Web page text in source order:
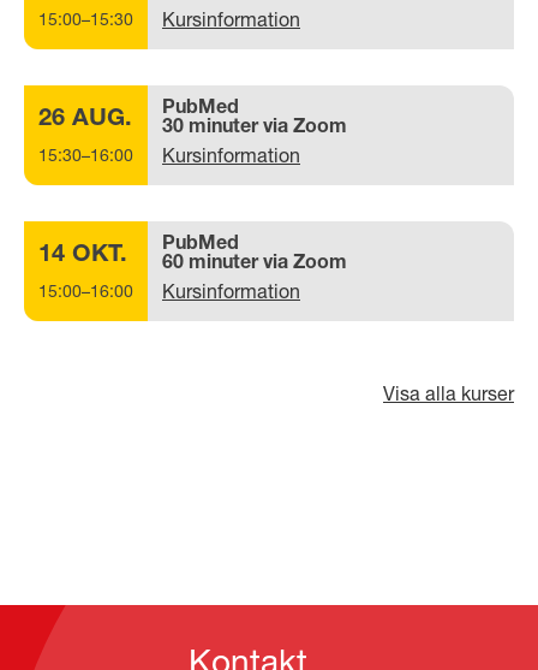
15:00–15:30 Kursinformation
26 AUG.
15:30–16:00
PubMed
30 minuter via Zoom
Kursinformation
14 OKT.
15:00–16:00
PubMed
60 minuter via Zoom
Kursinformation
Visa alla kurser
Kontakt